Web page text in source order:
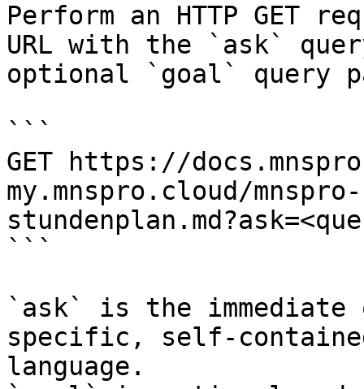
Perform an HTTP GET
URL with the `ask`
optional `goal` query
```
GET https://
my.mnspro.cloud/
```
`ask` is the
specific, self-
language.